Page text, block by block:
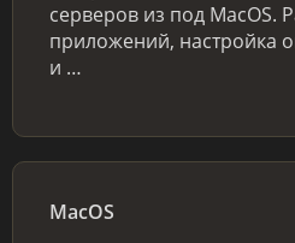
серверов из под MacOS.
приложений, настройка
и …
MacOS